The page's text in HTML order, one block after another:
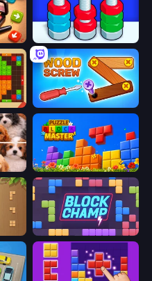
Wood Screw: Bolts Puzzle
Puzzle Block Master
Block Champ